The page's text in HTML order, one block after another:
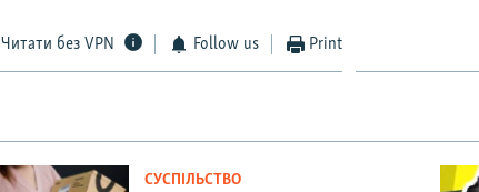
Читати без VPN Follow us Print
СУСПІЛЬСТВО